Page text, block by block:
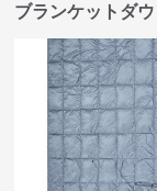
ブランケットダ